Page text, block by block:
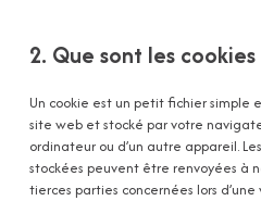
2. Que sont les cookies
Un cookie est un petit fichier simple
site web et stocké par votre
ordinateur ou d’un autre appareil.
stockées peuvent être renvoyées à
tierces parties concernées lors